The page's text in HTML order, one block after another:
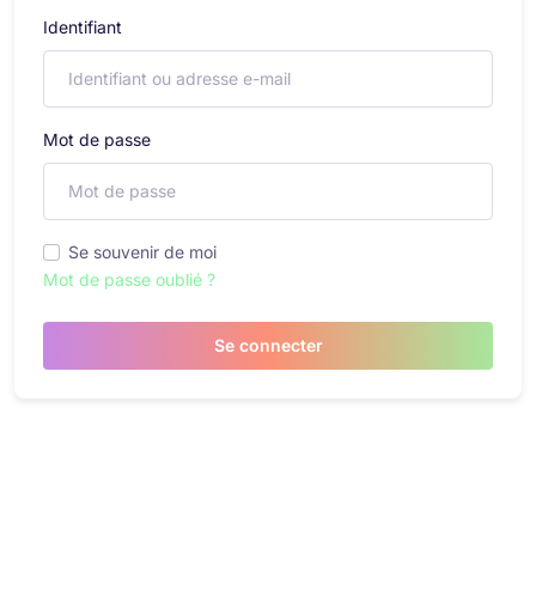
Identifiant
Mot de passe
Se souvenir de moi
Mot de passe oublié ?
Se connecter